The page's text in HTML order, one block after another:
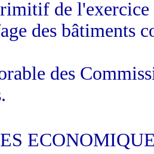
de
des bâtiments
des